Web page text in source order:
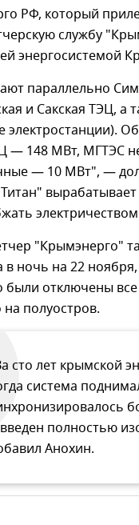
РФ, который
службу
энергосистемой
параллельно
и Сакская ТЭЦ,
электростанции).
— 148 МВт, МГТЭС
— 10 МВт", —
"Крымэнерго"
в ночь на 22
были отключены
на полуостров.
сто лет крымской
система
полностью
Анохин.